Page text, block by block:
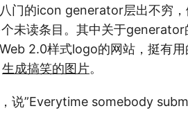
门的icon generator层出不穷
未读条目。其中关于
2.0样式logo的网站，挺有
生成搞笑的图片。
说”Everytime somebody